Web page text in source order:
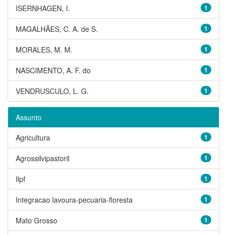
1
ISERNHAGEN, I.
1
MAGALHÃES, C. A. de S.
1
MORALES, M. M.
1
NASCIMENTO, A. F. do
1
VENDRUSCULO, L. G.
Assunto
1
Agricultura
1
Agrossilvipastoril
1
Ilpf
1
Integracao lavoura-pecuaria-floresta
1
Mato Grosso